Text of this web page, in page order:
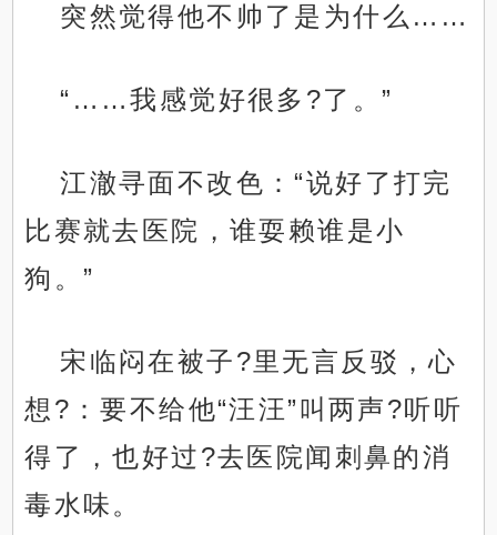
突然觉得他不帅了是为什么……
“……我感觉好很多?了。”
江澈寻面不改色：“说好了打完
比赛就去医院，谁耍赖谁是小
狗。”
宋临闷在被子?里无言反驳，心
想?：要不给他“汪汪”叫两声?听听
得了，也好过?去医院闻刺鼻的消
毒水味。